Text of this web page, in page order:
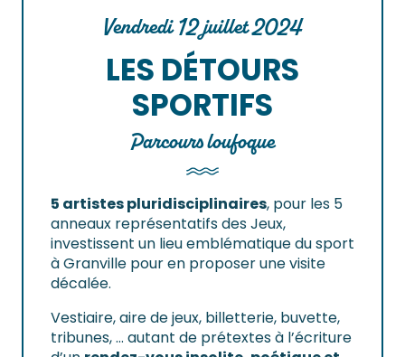
Vendredi 12 juillet 2024
LES DÉTOURS
SPORTIFS
Parcours loufoque
5 artistes pluridisciplinaires, pour les 5
anneaux représentatifs des Jeux,
investissent un lieu emblématique du sport
à Granville pour en proposer une visite
décalée.
Vestiaire, aire de jeux, billetterie, buvette,
tribunes, … autant de prétextes à l’écriture